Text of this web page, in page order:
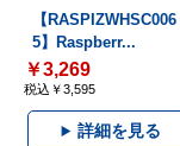
【RASPIZWHSC006
5】Raspberr...
￥3,269
税込￥3,595
詳細を見る